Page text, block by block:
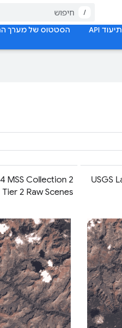
/
תיעוד API הסטטוס של מערך
USGS
MSS Collection 2
Tier 2 Raw Scenes